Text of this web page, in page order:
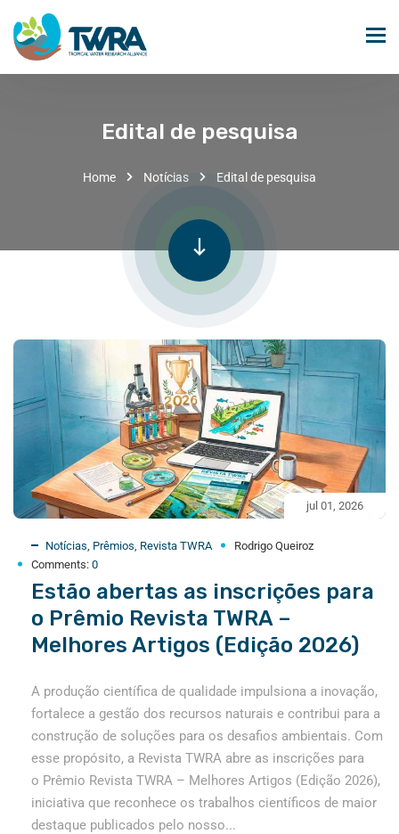
Edital de pesquisa
Home Notícias Edital de pesquisa
jul 01, 2026
Notícias Prêmios Revista TWRA
Rodrigo Queiroz
Comments: 0
Estão abertas as inscrições para
o Prêmio Revista TWRA –
Melhores Artigos (Edição 2026)
A produção científica de qualidade impulsiona a inovação,
fortalece a gestão dos recursos naturais e contribui para a
construção de soluções para os desafios ambientais. Com
esse propósito, a Revista TWRA abre as inscrições para
o Prêmio Revista TWRA – Melhores Artigos (Edição 2026),
iniciativa que reconhece os trabalhos científicos de maior
destaque publicados pelo nosso...